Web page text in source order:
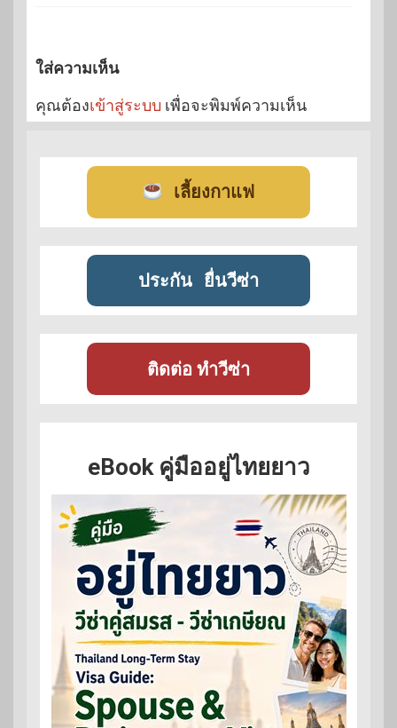
ใส่ความเห็น
คุณต้องเข้าสู่ระบบ เพื่อจะพิมพ์ความเห็น
เลี้ยงกาแฟ
ประกัน ยื่นวีซ่า
ติดต่อ ทำวีซ่า
eBook คู่มืออยู่ไทยยาว